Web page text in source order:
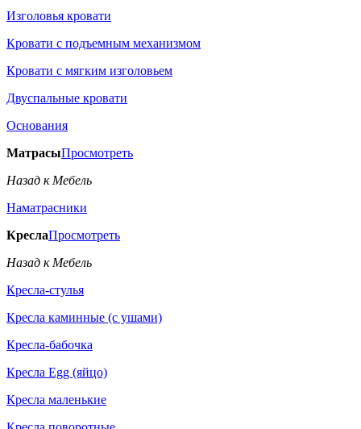
Изголовья кровати
Кровати с подъемным механизмом
Кровати с мягким изголовьем
Двуспальные кровати
Основания
МатрасыПросмотреть
Назад к Мебель
Наматрасники
КреслаПросмотреть
Назад к Мебель
Кресла-стулья
Кресла каминные (с ушами)
Кресла-бабочка
Кресла Egg (яйцо)
Кресла маленькие